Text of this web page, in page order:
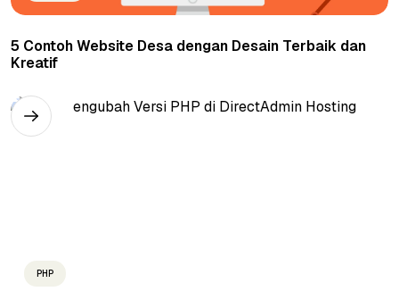
5 Contoh Website Desa dengan Desain Terbaik dan
Kreatif
PHP